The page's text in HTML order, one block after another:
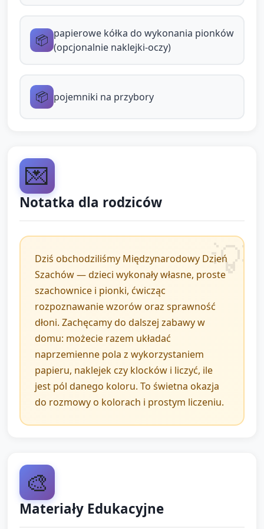
Zachęć do umieszczenia pionka na polu
szachownicy i nazwania go „pionkiem”.
wspiera to podejmowanie prostych decyzji.
Dla dzieci, które mają trudności z precyzją,
przyklejenia.
stworzenia własnego wzoru kolorystycznego lub
Porządkowanie (1–2 minuty):
Poproś dzieci, żeby odłożyły przybory do
pojemników i pochwaliły się krótkim zdaniem
jednym zrobionym elementem (np. „Zrobiłem
pionka!”).
3. Zakończenie i
podsumowanie (około 5
Krótka prezentacja prac: każde dziecko pokazuje
pionek jest niebieski.” lub „Ułożyłam biały kwadrat
pierwszy.”).
📦 papierowe kółka do wykonania pionków
(opcjonalnie naklejki-oczy)
📦 pojemniki na przybory
💌
Notatka dla rodziców
Dziś obchodziliśmy Międzynarodowy Dzień
Szachów — dzieci wykonały własne, proste
szachownice i pionki, ćwicząc
rozpoznawanie wzorów oraz sprawność
dłoni. Zachęcamy do dalszej zabawy w
domu: możecie razem układać
naprzemienne pola z wykorzystaniem
papieru, naklejek czy klocków i liczyć, ile
jest pól danego koloru. To świetna okazja
do rozmowy o kolorach i prostym liczeniu.
🎨
Materiały Edukacyjne